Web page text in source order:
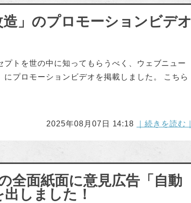
造」のプロモーションビデオ
プトを世の中に知ってもらうべく、ウェブニュー
プロモーションビデオを掲載しました。 こちら
2025年08月07日 14:18 ｜続きを読む｜
全面紙面に意見広告「自動
しました！